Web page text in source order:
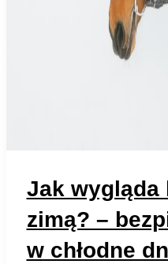
Jak wygląda
zimą? –
w chłodne